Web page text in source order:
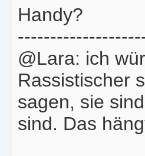
Handy?
@Lara: ich
Rassistischer
sagen, sie
sind. Das